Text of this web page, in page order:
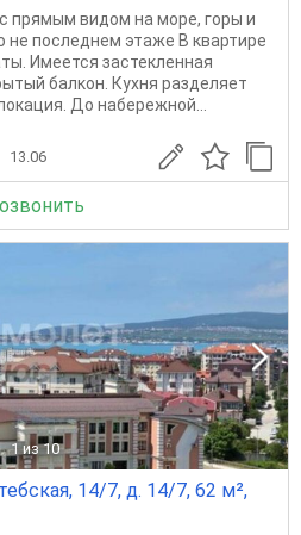
прямым видом на море, горы и
не последнем этаже В квартире
Имеется застекленная
балкон. Кухня разделяет
До набережной...
13.06
1 из 10
14/7, д. 14/7, 62 м²,